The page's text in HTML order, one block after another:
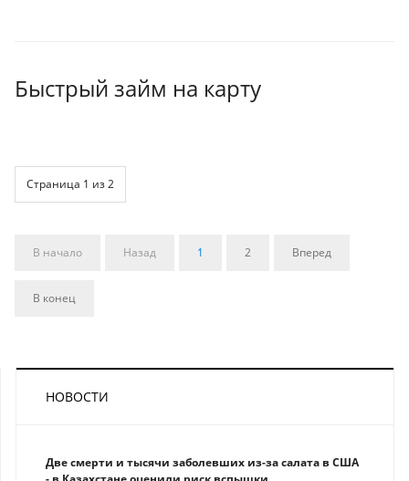
Быстрый займ на карту
Страница 1 из 2
В начало Назад 1 2 Вперед
В конец
НОВОСТИ
Две смерти и тысячи заболевших из-за салата в США